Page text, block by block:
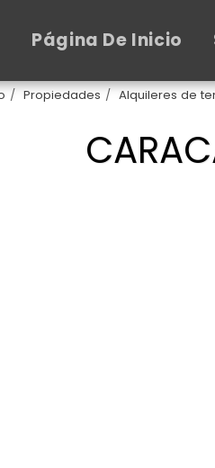
Página De Inicio
Propiedades Alquileres de